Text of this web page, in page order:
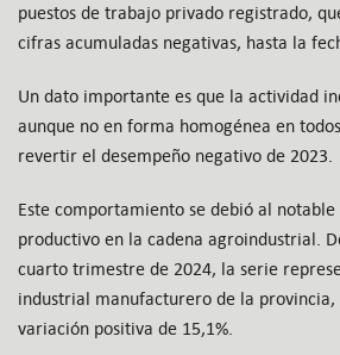
puestos de trabajo privado registrado,
cifras acumuladas negativas, hasta la
Un dato importante es que la actividad
aunque no en forma homogénea en
revertir el desempeño negativo de 2023.
Este comportamiento se debió al
productivo en la cadena agroindustrial.
cuarto trimestre de 2024, la serie
industrial manufacturero de la provincia,
variación positiva de 15,1%.